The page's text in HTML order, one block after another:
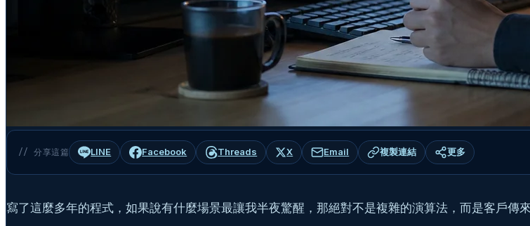
// 分享這篇 LINE Facebook Threads X Email 複製連結 更多
寫了這麼多年的程式，如果說有什麼場景最讓我半夜驚醒，那絕對不是複雜的演算法，而是客戶傳